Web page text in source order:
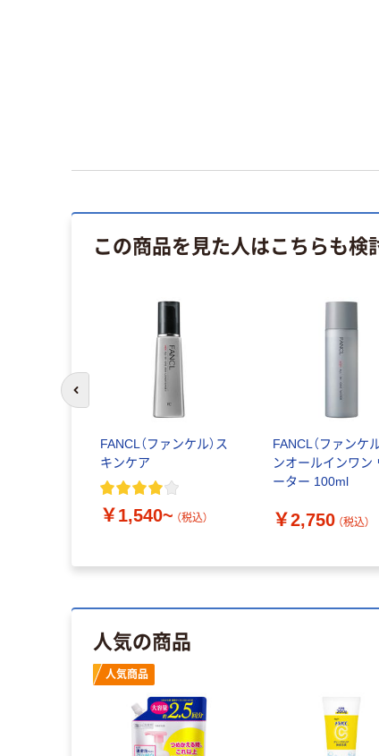
この商品を見た人はこちらも検
FANCL（ファンケル）ス
キンケア
￥1,540~ （税込）
FANCL（ファンケル
ンオールインワン
ーター 100ml
￥2,750 （税込）
前のスライドへ
人気の商品
人気商品